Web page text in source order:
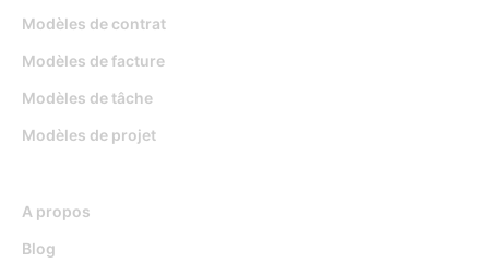
Modèles de contrat
Modèles de facture
Modèles de tâche
Modèles de projet
A propos
Blog